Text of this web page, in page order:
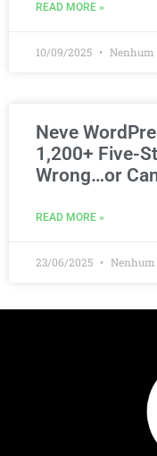
READ MORE »
10/09/2025
Neve
1,200+ Five-
Wrong…or
READ MORE »
23/06/2025